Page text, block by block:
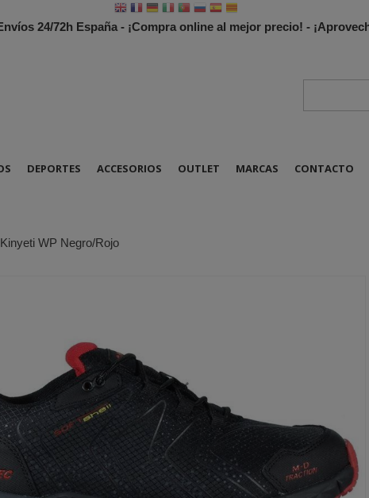
24/72h España - ¡Compra online al mejor precio! -
DEPORTES ACCESORIOS OUTLET MARCAS CONTACTO
WP Negro/Rojo